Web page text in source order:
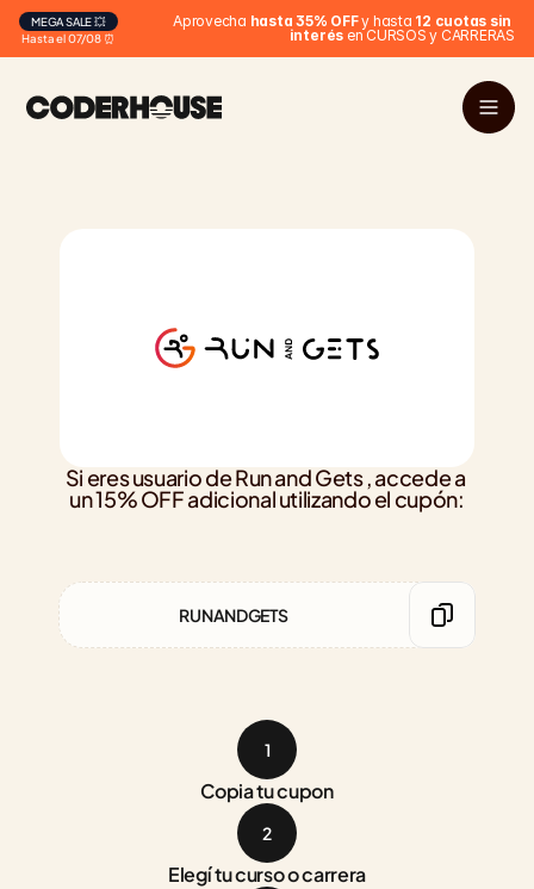
Hasta el 07/08 ⏰
MEGA SALE 💥 Aprovecha hasta 35% OFF y hasta 12 cuotas sin
interés en CURSOS y CARRERAS
Si eres usuario de Run and Gets , accede a
un 15% OFF adicional utilizando el cupón:
RUNANDGETS
1
Copia tu cupon
2
Elegí tu curso o carrera